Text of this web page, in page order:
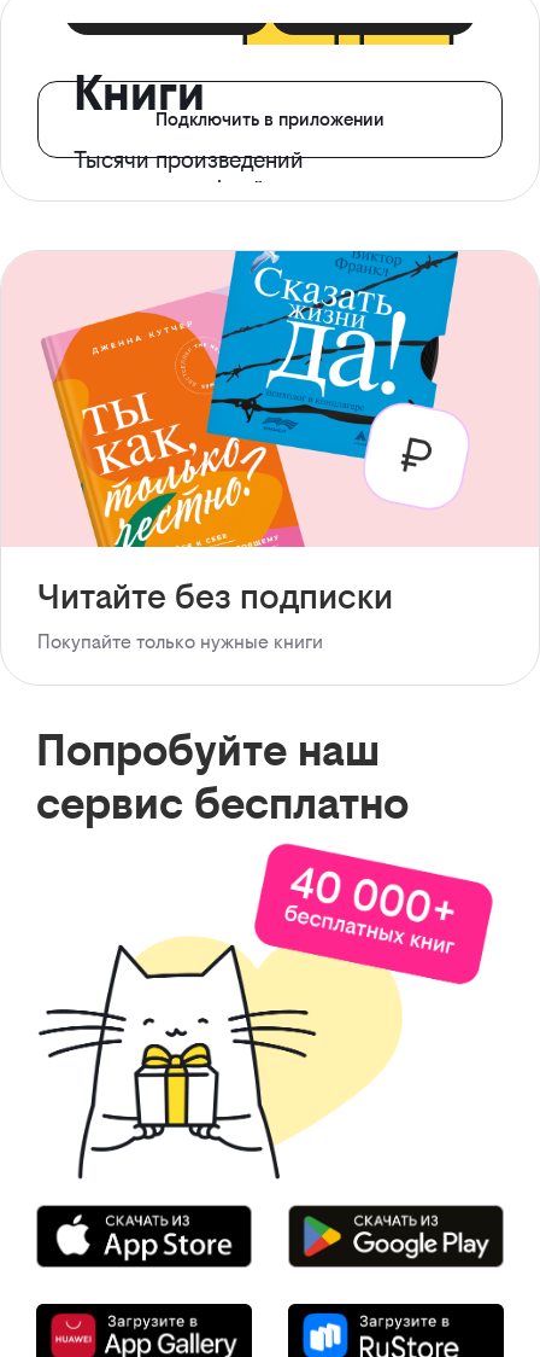
Книги
Тысячи произведений
с доступом офлайн
Подключить в приложении
Читайте без подписки
Покупайте только нужные книги
Попробуйте наш
сервис бесплатно